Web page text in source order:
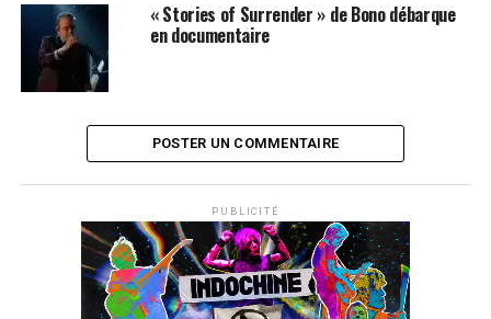
« Stories of Surrender » de Bono débarque
en documentaire
POSTER UN COMMENTAIRE
PUBLICITÉ